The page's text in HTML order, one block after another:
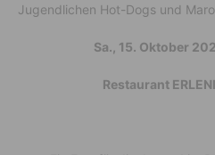
Jugendlichen Hot-Dogs und
Sa., 15. Oktober
Restaurant